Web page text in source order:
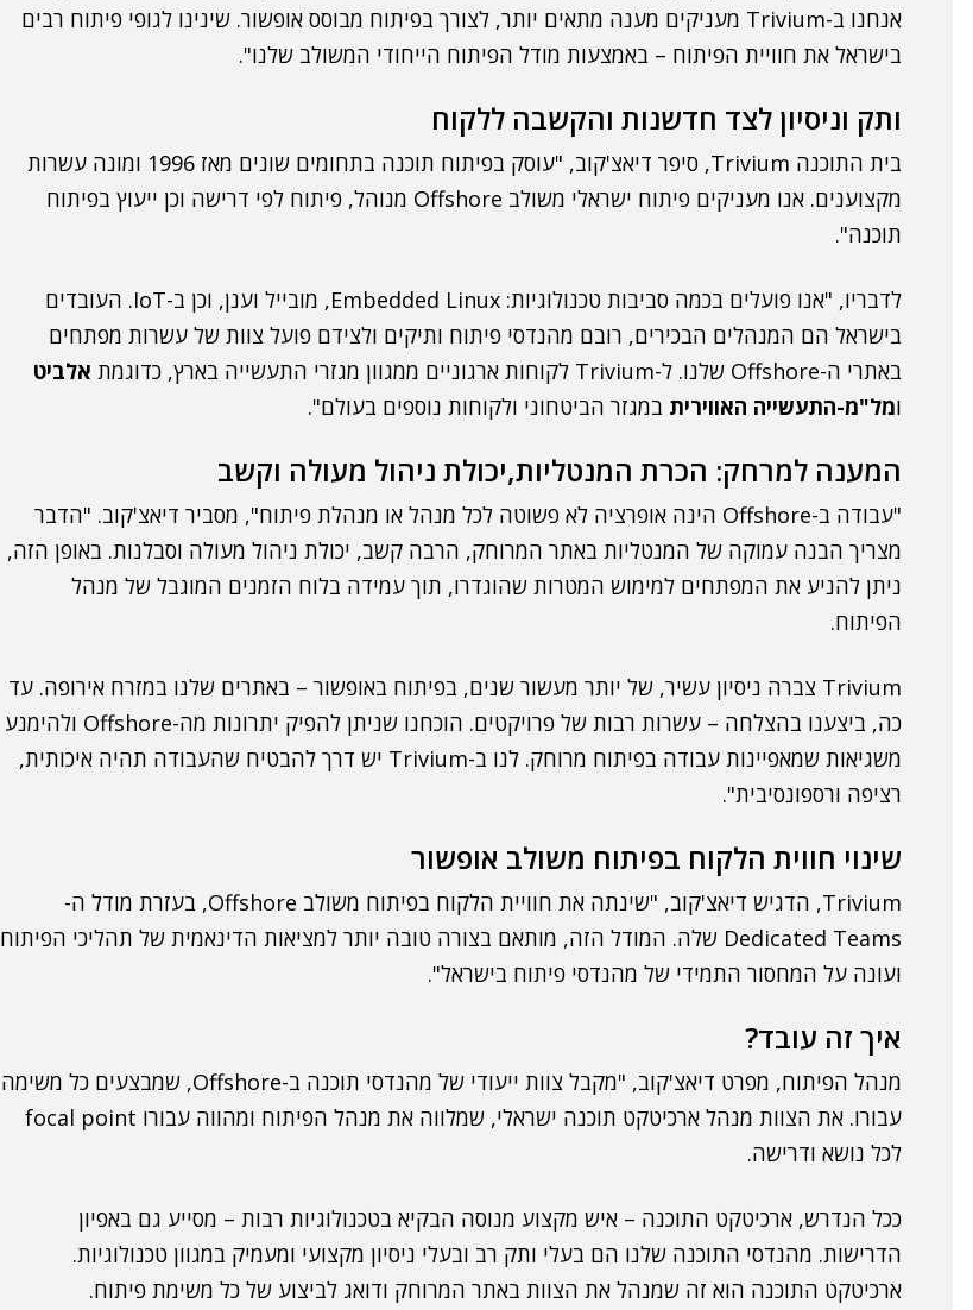
אנחנו ב-Trivium מעניקים מענה מתאים יותר, לצורך בפיתוח מבוסס אופשור. שינינו לגופי פיתוח רבים
בישראל את חוויית הפיתוח – באמצעות מודל הפיתוח הייחודי המשולב שלנו".
ותק וניסיון לצד חדשנות והקשבה ללקוח
בית התוכנה Trivium, סיפר דיאצ'קוב, "עוסק בפיתוח תוכנה בתחומים שונים מאז 1996 ומונה עשרות
מקצוענים. אנו מעניקים פיתוח ישראלי משולב Offshore מנוהל, פיתוח לפי דרישה וכן ייעוץ בפיתוח
תוכנה".
לדבריו, "אנו פועלים בכמה סביבות טכנולוגיות: Embedded Linux, מובייל וענן, וכן ב-IoT. העובדים
בישראל הם המנהלים הבכירים, רובם מהנדסי פיתוח ותיקים ולצידם פועל צוות של עשרות מפתחים
באתרי ה-Offshore שלנו. ל-Trivium לקוחות ארגוניים ממגוון מגזרי התעשייה בארץ, כדוגמת
אלביט
ומל"מ-התעשייה האווירית במגזר הביטחוני ולקוחות נוספים בעולם".
המענה למרחק: הכרת המנטליות,יכולת ניהול מעולה וקשב
"עבודה ב-Offshore הינה אופרציה לא פשוטה לכל מנהל או מנהלת פיתוח", מסביר דיאצ'קוב. "הדבר
מצריך הבנה עמוקה של המנטליות באתר המרוחק, הרבה קשב, יכולת ניהול מעולה וסבלנות. באופן הזה,
ניתן להניע את המפתחים למימוש המטרות שהוגדרו, תוך עמידה בלוח הזמנים המוגבל של מנהל
הפיתוח.
Trivium צברה ניסיון עשיר, של יותר מעשור שנים, בפיתוח באופשור – באתרים שלנו במזרח אירופה. עד
כה, ביצענו בהצלחה – עשרות רבות של פרויקטים. הוכחנו שניתן להפיק יתרונות מה-Offshore ולהימנע
משגיאות שמאפיינות עבודה בפיתוח מרוחק. לנו ב-Trivium יש דרך להבטיח שהעבודה תהיה איכותית,
רציפה ורספונסיבית".
שינוי חווית הלקוח בפיתוח משולב אופשור
Trivium, הדגיש דיאצ'קוב, "שינתה את חוויית הלקוח בפיתוח משולב Offshore, בעזרת מודל ה-
Dedicated Teams שלה. המודל הזה, מותאם בצורה טובה יותר למציאות הדינאמית של תהליכי הפיתוח
ועונה על המחסור התמידי של מהנדסי פיתוח בישראל".
איך זה עובד?
מנהל הפיתוח, מפרט דיאצ'קוב, "מקבל צוות ייעודי של מהנדסי תוכנה ב-Offshore, שמבצעים כל משימה
עבורו. את הצוות מנהל ארכיטקט תוכנה ישראלי, שמלווה את מנהל הפיתוח ומהווה עבורו focal point
לכל נושא ודרישה.
ככל הנדרש, ארכיטקט התוכנה – איש מקצוע מנוסה הבקיא בטכנולוגיות רבות – מסייע גם באפיון
הדרישות. מהנדסי התוכנה שלנו הם בעלי ותק רב ובעלי ניסיון מקצועי ומעמיק במגוון טכנולוגיות.
ארכיטקט התוכנה הוא זה שמנהל את הצוות באתר המרוחק ודואג לביצוע של כל משימת פיתוח.